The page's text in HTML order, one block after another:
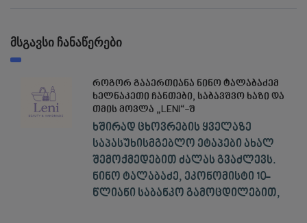
მსგავსი ჩანაწერები
როგორ გააერთიანა ნინო ტალაბაძემ
ხელნაკეთი ჩანთები, საბავშვო ხაზი და
თმის მოვლა „LENI“-შ
ხშირად ცხოვრების ყველაზე
საპასუხისმგებლო ეტაპები ახალ
შემოქმედებით ძალას გვაძლევს.
ნინო ტალაბაძე, ეკონომისტი 10-
წლიანი საბანკო გამოცდილებით,